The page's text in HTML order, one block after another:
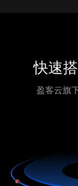
快速
盈客云旗